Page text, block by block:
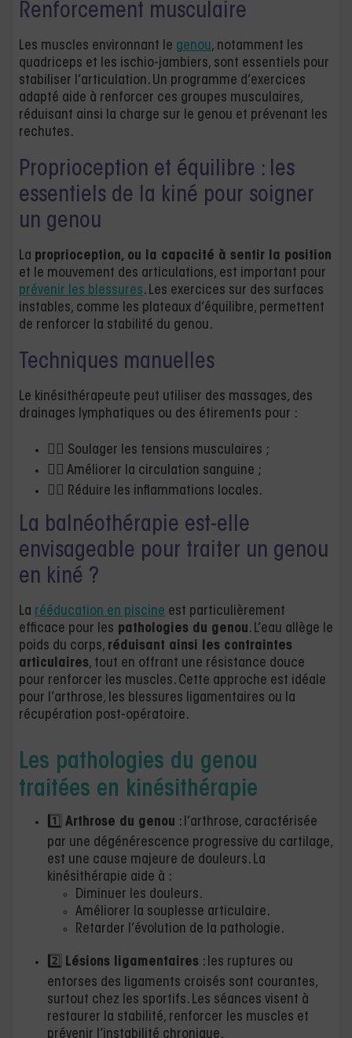
Renforcement musculaire
Les muscles environnant le genou, notamment les
quadriceps et les ischio-jambiers, sont essentiels pour
stabiliser l’articulation. Un programme d’exercices
adapté aide à renforcer ces groupes musculaires,
réduisant ainsi la charge sur le genou et prévenant les
rechutes.
Proprioception et équilibre : les
essentiels de la kiné pour soigner
un genou
La proprioception, ou la capacité à sentir la position
et le mouvement des articulations, est important pour
prévenir les blessures. Les exercices sur des surfaces
instables, comme les plateaux d’équilibre, permettent
de renforcer la stabilité du genou.
Techniques manuelles
Le kinésithérapeute peut utiliser des massages, des
drainages lymphatiques ou des étirements pour :
👉🏻 Soulager les tensions musculaires ;
👉🏻 Améliorer la circulation sanguine ;
👉🏻 Réduire les inflammations locales.
La balnéothérapie est-elle
envisageable pour traiter un genou
en kiné ?
La rééducation en piscine est particulièrement
efficace pour les pathologies du genou. L’eau allège le
poids du corps, réduisant ainsi les contraintes
articulaires, tout en offrant une résistance douce
pour renforcer les muscles. Cette approche est idéale
pour l’arthrose, les blessures ligamentaires ou la
récupération post-opératoire.
Les pathologies du genou
traitées en kinésithérapie
1️⃣ Arthrose du genou : l’arthrose, caractérisée
par une dégénérescence progressive du cartilage,
est une cause majeure de douleurs. La
kinésithérapie aide à :
Diminuer les douleurs.
Améliorer la souplesse articulaire.
Retarder l’évolution de la pathologie.
2️⃣ Lésions ligamentaires : les ruptures ou
entorses des ligaments croisés sont courantes,
surtout chez les sportifs. Les séances visent à
restaurer la stabilité, renforcer les muscles et
prévenir l’instabilité chronique.